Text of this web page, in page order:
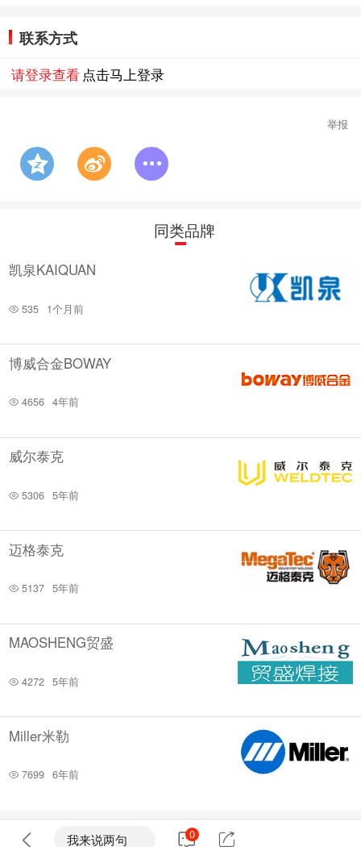
联系方式
请登录查看 点击马上登录
举报
同类品牌
凯泉KAIQUAN
535 1个月前
博威合金BOWAY
4656 4年前
威尔泰克
5306 5年前
迈格泰克
5137 5年前
MAOSHENG贸盛
4272 5年前
Miller米勒
7699 6年前
我来说两句 0